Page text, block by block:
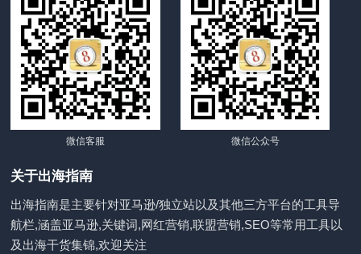
微信客服 微信公众号
关于出海指南
出海指南是主要针对亚马逊/独立站以及其他三方平台的工具导
航栏,涵盖亚马逊,关键词,网红营销,联盟营销,SEO等常用工具以
及出海干货集锦,欢迎关注